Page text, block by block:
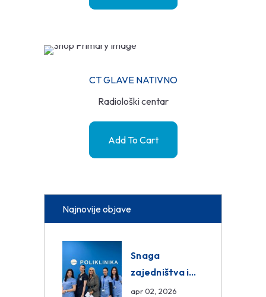
CT GLAVE NATIVNO
Radiološki centar
Add To Cart
Najnovije objave
Snaga
zajedništva i
razmjena
apr 02, 2026